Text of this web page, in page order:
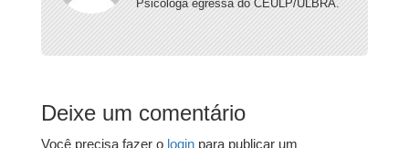
Psicóloga egressa do CEULP/ULBRA.
Deixe um comentário
Você precisa fazer o login para publicar um